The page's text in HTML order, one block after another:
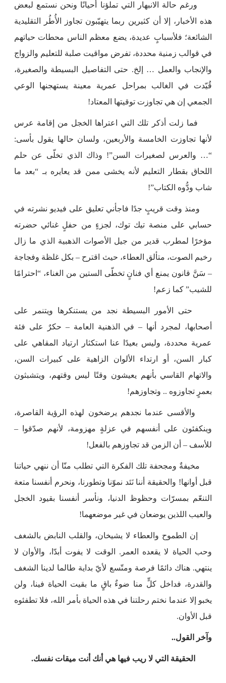
ورغم حالة الانبهار التي تملؤنا أحيانًا ونحن نستمع لبعض
هذه الأخبار، إلا أن كثيرين ربما يتهيّبون تجاوز الأُطُر التقليدية
الشائعة؛ فلأسبابٍ عديدة، يضع معظم الناس محطات حياتهم
في قوالب زمنية محددة، تفرض مواقيت صلبة للتعليم والزواج
والإنجاب والعمل … إلخ. حتى التفاصيل البسيطة والصغيرة،
قُيّدت في الغالب بمراحل عمرية معينة يستهجنها الوعي
الجمعي إن هي تجاوزت توقيتها المعتاد!
فما زلت أذكر تلك التي اعتراها الخجل من إقامة عرس
لأنها تجاوزت الخامسة والأربعين، ولسان حالها يقول بأسى:
“… والعرس لصغيرات السن”! وذاك الذي تخلّى عن حلم
اللحاق بقطار التعليم لأنه يخشى ممن قد يعايره بـ “بعد ما
شاب ودُّوه الكتاب”!
ومنذ وقت قريبٍ جدًا فاجأني تعليق على فيديو نشرته في
حسابي على منصة تيك توك، لجزءٍ من حفلٍ غنائي حضرته
مؤخرًا لمطرب قدير من جيل الأصوات الذهبية الذي ما زال
رخيم الصوت، متألق العطاء، حيث اقترح – بكل غلظة وفجاجة
– سَنَّ قانون يمنع أي فنانٍ تخطّى الستين من الغناء، “احترامًا
للشيب” كما زعم!
حتى الأمور البسيطة نجد من يستنكرها ويتنمر على
أصحابها، لمجرد أنها – في الذهنية العامة – حكرٌ على فئة
عمرية محددة، وليس بعيدًا عنا استكثار ارتياد المقاهي على
كبار السن، أو ارتداء الألوان الزاهية على كبيرات السن،
والاتهام القاسي بأنهم يعيشون وقتًا ليس وقتهم، ويتشبثون
بعمرٍ تجاوزوه .. وتجاوزهم!
والأقسى عندما نجدهم يرضخون لهذه الرؤية القاصرة،
وينكفئون على أنفسهم في عزلةٍ مهزومة، لأنهم صدّقوا –
للأسف – أن الزمن قد تجاوزهم بالفعل!
مخيفةٌ ومجحفة تلك الفكرة التي تطلب منّا أن ننهي حياتنا
قبل أوانها! والحقيقة أننا نَئد نموّنا وتطورنا، ونحرم أنفسنا متعة
التنعّم بمسرّات وحظوظ الدنيا، ونأسر أنفسنا بقيود الخجل
والعيب اللذين يوضعان في غير موضعهما!
إن الطموح والعطاء لا يشيخان، والقلب النابض بالشغف
وحب الحياة لا يقعده العمر. الوقت لا يفوت أبدّا، والأوان لا
ينتهي. هناك دائمًا فرصة ومتّسع لأيّ بداية طالما لدينا الشغف
والقدرة، فداخل كلٍّ منا ضوءٌ باقٍ ما بقيت الحياة فينا، ولن
يخبو إلا عندما نختم رحلتنا في هذه الحياة بأمر الله، فلا تطفئوه
قبل الأوان.
وآخر القول..
الحقيقة التي لا ريب فيها هي أنك أنت ميقات نفسك.